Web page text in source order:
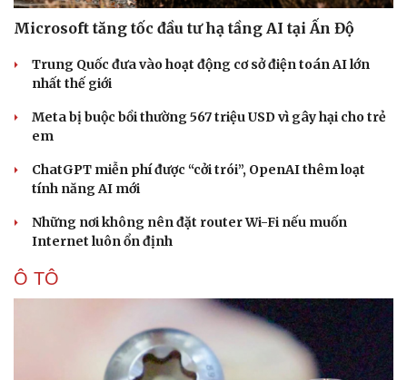
Microsoft tăng tốc đầu tư hạ tầng AI tại Ấn Độ
Trung Quốc đưa vào hoạt động cơ sở điện toán AI lớn
nhất thế giới
Meta bị buộc bồi thường 567 triệu USD vì gây hại cho trẻ
em
ChatGPT miễn phí được “cởi trói”, OpenAI thêm loạt
tính năng AI mới
Những nơi không nên đặt router Wi-Fi nếu muốn
Internet luôn ổn định
Ô TÔ